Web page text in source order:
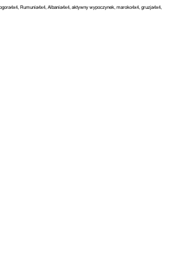
Rumunia4x4, Albania4x4, aktywny wypoczynek, maroko4x4, gruzja4x4,